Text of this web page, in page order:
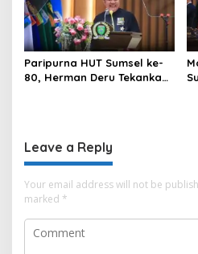
Paripurna HUT Sumsel ke-
80, Herman Deru Tekankan
Leave a Reply
Your email address will not be
marked *